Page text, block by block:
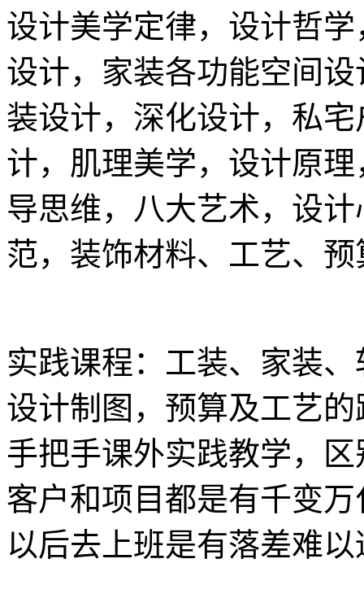
设计美学定律，设计哲
设计，家装各功能空间
装设计，深化设计，私
计，肌理美学，设计原
导思维，八大艺术，设
范，装饰材料、工艺、
实践课程：工装、家装
设计制图，预算及工艺
手把手课外实践教学，
客户和项目都是有千变
以后去上班是有落差难